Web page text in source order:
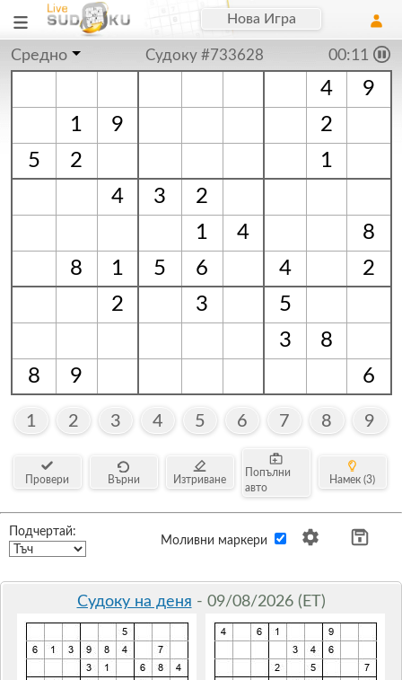
Нова Игра
Средно Судоку #733628 00:11
4
9
1
9
2
5
2
1
4
3
2
1
4
8
8
1 5 6 4
2
2
3
5
3
8
8
9 6
1 2 3 4 5 6 7 8 9
Провери Върни Изтриване
Попълни
авто
Намек (3)
Подчертай:
Моливни маркери
Судоку на деня - 09/08/2026 (ET)